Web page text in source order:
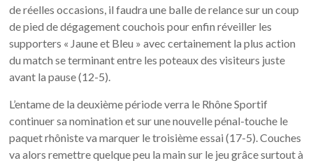
de réelles occasions, il faudra une balle de relance sur un coup
de pied de dégagement couchois pour enfin réveiller les
supporters « Jaune et Bleu » avec certainement la plus action
du match se terminant entre les poteaux des visiteurs juste
avant la pause (12-5).
L’entame de la deuxième période verra le Rhône Sportif
continuer sa nomination et sur une nouvelle pénal-touche le
paquet rhôniste va marquer le troisième essai (17-5). Couches
va alors remettre quelque peu la main sur le jeu grâce surtout à